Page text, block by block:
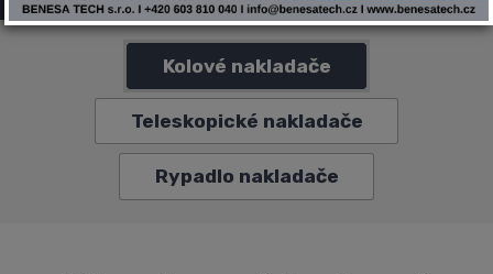
Kolové nakladače
Teleskopické nakladače
Rypadlo nakladače